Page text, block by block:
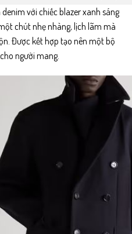
với chiếc blazer xanh sáng
chút nhẹ nhàng, lịch lãm mà
Được kết hợp tạo nên một bộ
người mang.